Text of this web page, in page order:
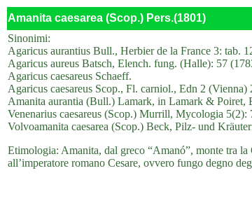
Amanita caesarea (Scop.) Pers.(1801)
Sinonimi:
Agaricus aurantius Bull., Herbier de la France 3: tab.
Agaricus aureus Batsch, Elench. fung. (Halle): 57
Agaricus caesareus Schaeff.
Agaricus caesareus Scop., Fl. carniol., Edn 2 (Vienna)
Amanita aurantia (Bull.) Lamark, in Lamark & Poiret,
Venenarius caesareus (Scop.) Murrill, Mycologia 5(2):
Volvoamanita caesarea (Scop.) Beck, Pilz- und
Etimologia: Amanita, dal greco “Amanó”, monte tra
all’imperatore romano Cesare, ovvero fungo degno